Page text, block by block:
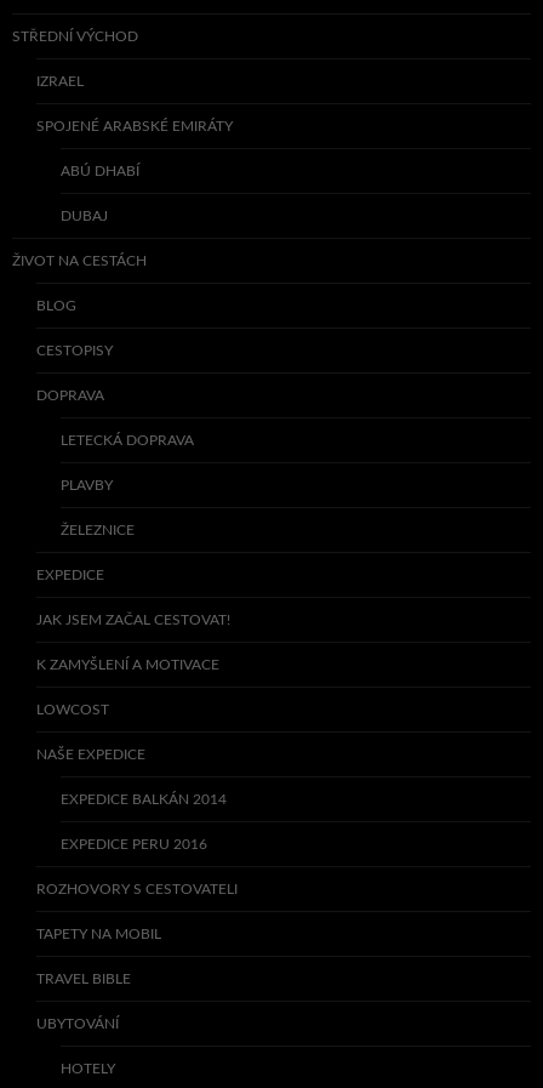
STŘEDNÍ VÝCHOD
IZRAEL
SPOJENÉ ARABSKÉ EMIRÁTY
ABÚ DHABÍ
DUBAJ
ŽIVOT NA CESTÁCH
BLOG
CESTOPISY
DOPRAVA
LETECKÁ DOPRAVA
PLAVBY
ŽELEZNICE
EXPEDICE
JAK JSEM ZAČAL CESTOVAT!
K ZAMYŠLENÍ A MOTIVACE
LOWCOST
NAŠE EXPEDICE
EXPEDICE BALKÁN 2014
EXPEDICE PERU 2016
ROZHOVORY S CESTOVATELI
TAPETY NA MOBIL
TRAVEL BIBLE
UBYTOVÁNÍ
HOTELY